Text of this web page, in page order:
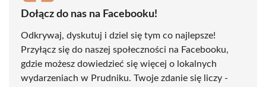
Dołącz do nas na Facebooku!
Odkrywaj, dyskutuj i dziel się tym co najlepsze!
Przyłącz się do naszej społeczności na Facebooku,
gdzie możesz dowiedzieć się więcej o lokalnych
wydarzeniach w Prudniku. Twoje zdanie się liczy -